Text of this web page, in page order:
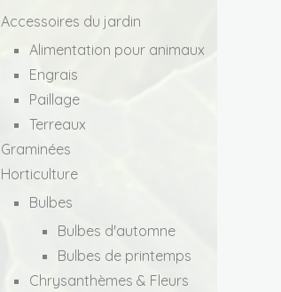
Accessoires du jardin
Alimentation pour animaux
Engrais
Paillage
Terreaux
Graminées
Horticulture
Bulbes
Bulbes d'automne
Bulbes de printemps
Chrysanthèmes & Fleurs